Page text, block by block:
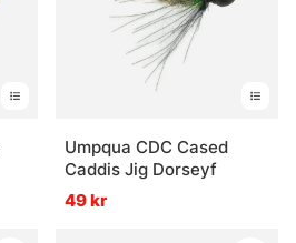
Umpqua CDC Cased
Caddis Jig Dorseyf
49 kr